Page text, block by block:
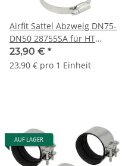
Airfit Sattel Abzweig DN75-
DN50 28755SA für HT
Abwasserrohr
23,90 € *
23,90 € pro 1 Einheit
AUF LAGER